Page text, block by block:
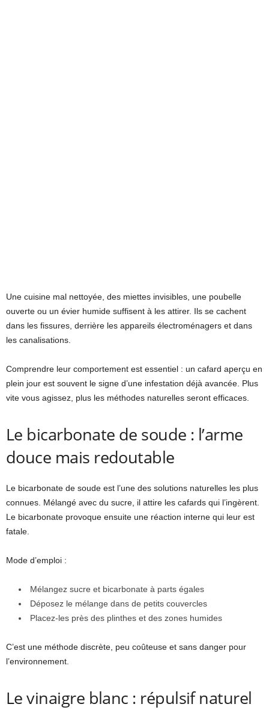
Une cuisine mal nettoyée, des miettes invisibles, une poubelle
ouverte ou un évier humide suffisent à les attirer. Ils se cachent
dans les fissures, derrière les appareils électroménagers et dans
les canalisations.
Comprendre leur comportement est essentiel : un cafard aperçu en
plein jour est souvent le signe d’une infestation déjà avancée. Plus
vite vous agissez, plus les méthodes naturelles seront efficaces.
Le bicarbonate de soude : l’arme
douce mais redoutable
Le bicarbonate de soude est l’une des solutions naturelles les plus
connues. Mélangé avec du sucre, il attire les cafards qui l’ingèrent.
Le bicarbonate provoque ensuite une réaction interne qui leur est
fatale.
Mode d’emploi :
Mélangez sucre et bicarbonate à parts égales
Déposez le mélange dans de petits couvercles
Placez-les près des plinthes et des zones humides
C’est une méthode discrète, peu coûteuse et sans danger pour
l’environnement.
Le vinaigre blanc : répulsif naturel